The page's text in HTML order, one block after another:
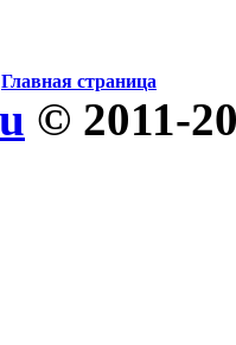
Главная страница
© 2011-